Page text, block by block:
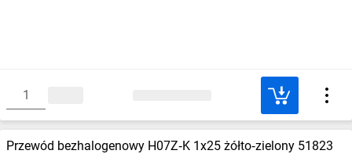
Przewód bezhalogenowy H07Z‑K 1x25 żółto‑zielony 51823